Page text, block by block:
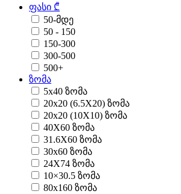
ფასი ₾
50-მდე
50 - 150
150-300
300-500
500+
ზომა
5x40 ზომა
20x20 (6.5X20) ზომა
20x20 (10X10) ზომა
40X60 ზომა
31.6X60 ზომა
30x60 ზომა
24X74 ზომა
10×30.5 ზომა
80x160 ზომა